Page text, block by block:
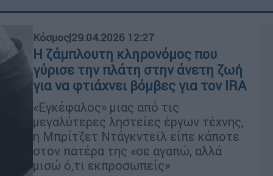
Κόσμος|29.04.2026 12:27
Η ζάμπλουτη κληρονόμος που
γύρισε την πλάτη στην άνετη ζωή
για να φτιάχνει βόμβες για τον IRA
«Εγκέφαλος» μιας από τις
μεγαλύτερες ληστείες έργων τέχνης,
η Μπρίτζετ Ντάγκντεϊλ είπε κάποτε
στον πατέρα της «σε αγαπώ, αλλά
μισώ ό,τι εκπροσωπείς»